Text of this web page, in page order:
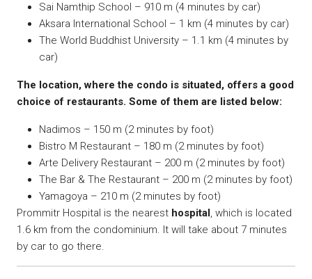
Sai Namthip School – 910 m (4 minutes by car)
Aksara International School – 1 km (4 minutes by car)
The World Buddhist University – 1.1 km (4 minutes by
car)
The location, where the condo is situated, offers a good
choice of restaurants. Some of them are listed below:
Nadimos – 150 m (2 minutes by foot)
Bistro M Restaurant – 180 m (2 minutes by foot)
Arte Delivery Restaurant – 200 m (2 minutes by foot)
The Bar & The Restaurant – 200 m (2 minutes by foot)
Yamagoya – 210 m (2 minutes by foot)
Prommitr Hospital is the nearest hospital, which is located
1.6 km from the condominium. It will take about 7 minutes
by car to go there.